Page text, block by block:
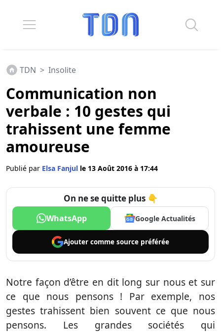
TDN > Insolite
Communication non
verbale : 10 gestes qui
trahissent une femme
amoureuse
Publié par Elsa Fanjul le 13 Août 2016 à 17:44
On ne se quitte plus 👇
WhatsApp Google Actualités
Ajouter comme source préférée
Notre façon d’être en dit long sur nous et sur
ce que nous pensons ! Par exemple, nos
gestes trahissent bien souvent ce que nous
pensons. Les grandes sociétés qui